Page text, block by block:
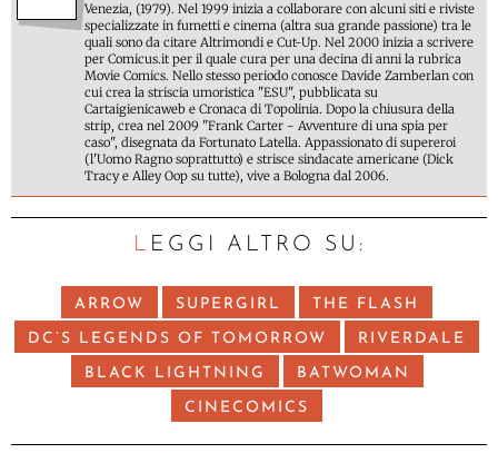
Venezia, (1979). Nel 1999 inizia a collaborare con alcuni siti e riviste
specializzate in fumetti e cinema (altra sua grande passione) tra le
quali sono da citare Altrimondi e Cut-Up. Nel 2000 inizia a scrivere
per Comicus.it per il quale cura per una decina di anni la rubrica
Movie Comics. Nello stesso periodo conosce Davide Zamberlan con
cui crea la striscia umoristica "ESU", pubblicata su
Cartaigienicaweb e Cronaca di Topolinia. Dopo la chiusura della
strip, crea nel 2009 "Frank Carter - Avventure di una spia per
caso", disegnata da Fortunato Latella. Appassionato di supereroi
(l'Uomo Ragno soprattutto) e strisce sindacate americane (Dick
Tracy e Alley Oop su tutte), vive a Bologna dal 2006.
LEGGI ALTRO SU:
ARROW SUPERGIRL THE FLASH
DC’S LEGENDS OF TOMORROW RIVERDALE
BLACK LIGHTNING BATWOMAN
CINECOMICS